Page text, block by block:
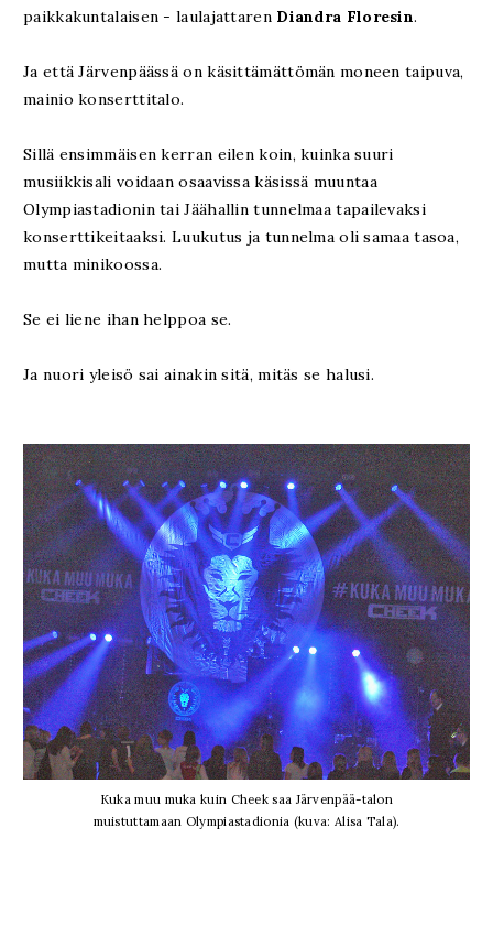
paikkakuntalaisen - laulajattaren Diandra Floresin.
Ja että Järvenpäässä on käsittämättömän moneen taipuva,
mainio konserttitalo.
Sillä ensimmäisen kerran eilen koin, kuinka suuri
musiikkisali voidaan osaavissa käsissä muuntaa
Olympiastadionin tai Jäähallin tunnelmaa tapailevaksi
konserttikeitaaksi. Luukutus ja tunnelma oli samaa tasoa,
mutta minikoossa.
Se ei liene ihan helppoa se.
Ja nuori yleisö sai ainakin sitä, mitäs se halusi.
Kuka muu muka kuin Cheek saa Järvenpää-talon
muistuttamaan Olympiastadionia (kuva: Alisa Tala).